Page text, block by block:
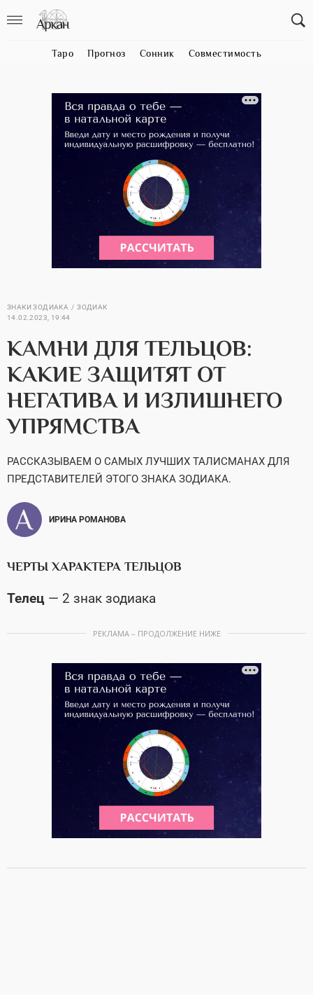
Таро Прогноз Сонник Совместимость
ЗНАКИ ЗОДИАКА
ЗОДИАК
14.02.2023, 19:44
КАМНИ ДЛЯ ТЕЛЬЦОВ:
КАКИЕ ЗАЩИТЯТ ОТ
НЕГАТИВА И ИЗЛИШНЕГО
УПРЯМСТВА
РАССКАЗЫВАЕМ О САМЫХ ЛУЧШИХ ТАЛИСМАНАХ ДЛЯ
ПРЕДСТАВИТЕЛЕЙ ЭТОГО ЗНАКА ЗОДИАКА.
ИРИНА РОМАНОВА
ЧЕРТЫ ХАРАКТЕРА ТЕЛЬЦОВ
Телец — 2 знак зодиака
РЕКЛАМА – ПРОДОЛЖЕНИЕ НИЖЕ